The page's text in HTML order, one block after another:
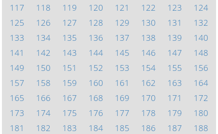
117
118 119 120 121 122 123
124
125
126 127 128 129 130 131
132
133
134 135 136 137 138 139
140
141
142 143 144 145 146 147
148
149
150 151 152 153 154 155
156
157
158 159 160 161 162 163
164
165
166 167 168 169 170 171
172
173
174 175 176 177 178 179
180
181
182 183 184 185 186 187
188